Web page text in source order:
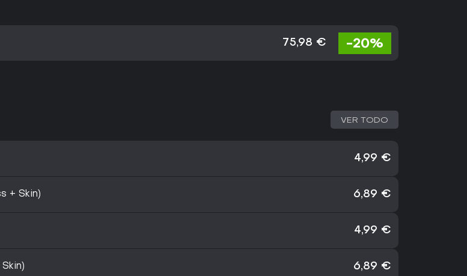
75,98 € -20%
VER TODO
4,99 €
+ Skin) 6,89 €
4,99 €
6,89 €